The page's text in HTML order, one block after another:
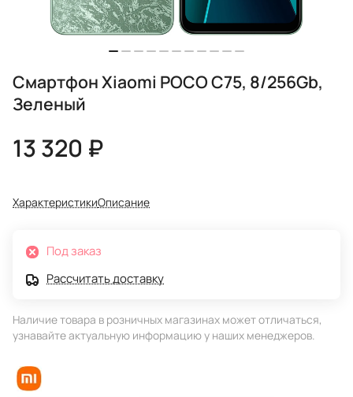
Смартфон Xiaomi POCO C75, 8/256Gb,
Зеленый
13 320 ₽
ХарактеристикиОписание
Под заказ
Рассчитать доставку
Наличие товара в розничных магазинах может отличаться,
узнавайте актуальную информацию у наших менеджеров.